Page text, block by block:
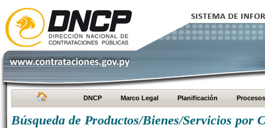
DNCP Marco Legal Planificación Procesos
Búsqueda de Productos/Bienes/Servicios por